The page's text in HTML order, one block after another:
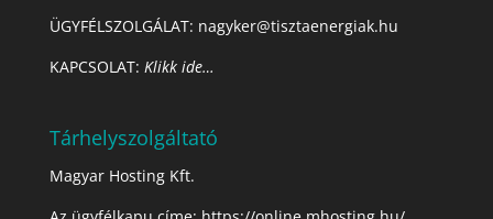
ÜGYFÉLSZOLGÁLAT: nagyker@tisztaenergiak.hu
KAPCSOLAT: Klikk ide…
Tárhelyszolgáltató
Magyar Hosting Kft.